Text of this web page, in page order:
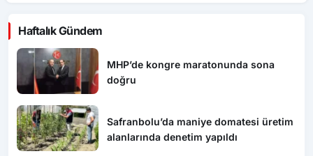
Haftalık Gündem
MHP’de kongre maratonunda sona
doğru
Safranbolu’da maniye domatesi üretim
alanlarında denetim yapıldı